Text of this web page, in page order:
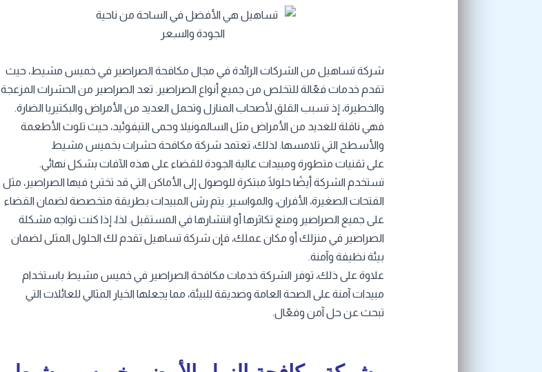
شركة تساهيل من الشركات الرائدة في مجال مكافحة الصراصير في خميس مشيط، حيث
تقدم خدمات فعّالة للتخلص من جميع أنواع الصراصير. تعد الصراصير من الحشرات المزعجة
والخطيرة، إذ تسبب القلق لأصحاب المنازل وتحمل العديد من الأمراض والبكتيريا الضارة.
فهي ناقلة للعديد من الأمراض مثل السالمونيلا وحمى التيفوئيد، حيث تلوث الأطعمة
والأسطح التي تلامسها. لذلك، تعتمد شركة مكافحة حشرات بخميس مشيط
على تقنيات متطورة ومبيدات عالية الجودة للقضاء على هذه الآفات بشكل نهائي.
تستخدم الشركة أيضًا حلولًا مبتكرة للوصول إلى الأماكن التي قد تختبئ فيها الصراصير، مثل
الفتحات الصغيرة، الأفران، والمواسير. يتم رش المبيدات بطريقة متخصصة لضمان القضاء
على جميع الصراصير ومنع تكاثرها أو انتشارها في المستقبل. لذا، إذا كنت تواجه مشكلة
الصراصير في منزلك أو مكان عملك، فإن شركة تساهيل تقدم لك الحلول المثلى لضمان
بيئة نظيفة وآمنة.
علاوة على ذلك، توفر الشركة خدمات مكافحة الصراصير في خميس مشيط باستخدام
مبيدات آمنة على الصحة العامة وصديقة للبيئة، مما يجعلها الخيار المثالي للعائلات التي
تبحث عن حل آمن وفعّال.